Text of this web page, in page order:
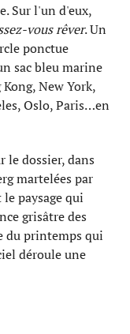
Sur l'un d'eux,
vous rêver. Un
ponctue
sac bleu marine
New York,
Oslo, Paris…en
le dossier, dans
martelées par
paysage qui
grisâtre des
du printemps qui
déroule une